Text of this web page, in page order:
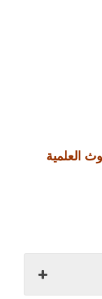
العلمي الـ 13 للبحوث العلمية